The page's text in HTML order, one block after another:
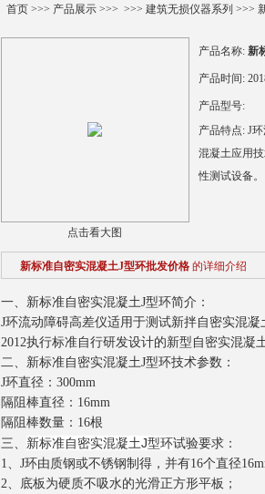
首页>>> 产品展示>>> >>> 建筑无损仪器系列 >>>
点击看大图
产品名称: 新
产品时间:
产品型号:
产品特点: J
混凝土应用
性测试设备。
新标准自密实混凝土J型环批发价格 的详细介绍
一、新标准自密实混凝土J型环简介：
J环流动障碍高差仪适用于测试新拌自密实混
2012执行标准自行研发设计的新型自密实混凝
二、新标准自密实混凝土J型环技术参数：
J环直径：300mm
隔阻棒直径：16mm
隔阻棒数量：16根
三、 新标准自密实混凝土J型环试验要求：
1、J环由质钢或不锈钢制得，并有16个直径
2、底板为硬质不吸水的光滑正方形平板；